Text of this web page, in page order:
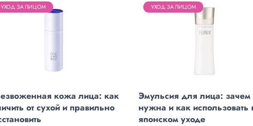
УХОД ЗА ЛИЦОМ
кожа лица: как
от сухой и правильно
УХОД ЗА ЛИЦОМ
Эмульсия для лица: зачем
нужна и как использовать
японском уходе